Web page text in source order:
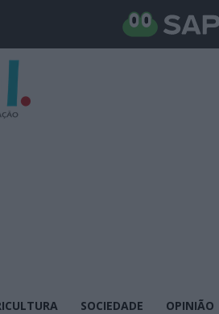
SOCIEDADE OPINIÃO